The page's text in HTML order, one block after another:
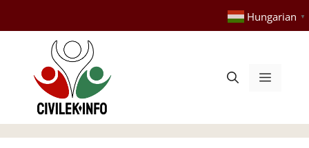
tartalomba
Hungarian ▼
Menü